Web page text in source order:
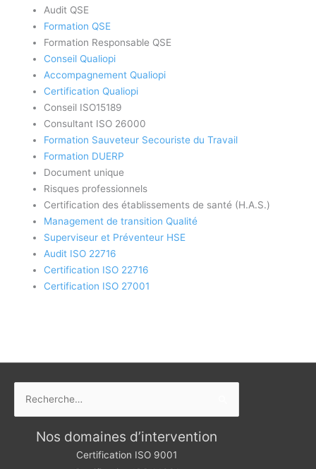
Audit QSE
Formation QSE
Formation Responsable QSE
Conseil Qualiopi
Accompagnement Qualiopi
Certification Qualiopi
Conseil ISO15189
Consultant ISO 26000
Formation Sauveteur Secouriste du Travail
Formation DUERP
Document unique
Risques professionnels
Certification des établissements de santé (H.A.S.)
Management de transition Qualité
Superviseur et Préventeur HSE
Audit ISO 22716
Certification ISO 22716
Certification ISO 27001
Nos domaines d’intervention
Certification ISO 9001